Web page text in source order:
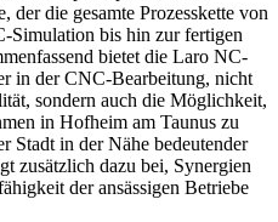
die gesamte Prozesskette von
Simulation bis hin zur fertigen
bietet die Laro NC-
in der CNC-Bearbeitung, nicht
sondern auch die Möglichkeit,
in Hofheim am Taunus zu
Stadt in der Nähe bedeutender
zusätzlich dazu bei, Synergien
der ansässigen Betriebe